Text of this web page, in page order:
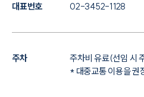
대표번호 02-3452-1128
주차
주차비 유료(선임 시
* 대중교통 이용을 권